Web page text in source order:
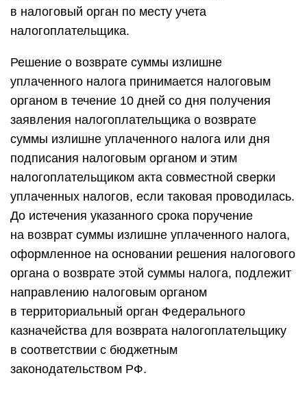
в налоговый орган по месту учета
налогоплательщика.
Решение о возврате суммы излишне
уплаченного налога принимается налоговым
органом в течение 10 дней со дня получения
заявления налогоплательщика о возврате
суммы излишне уплаченного налога или дня
подписания налоговым органом и этим
налогоплательщиком акта совместной сверки
уплаченных налогов, если таковая проводилась.
До истечения указанного срока поручение
на возврат суммы излишне уплаченного налога,
оформленное на основании решения налогового
органа о возврате этой суммы налога, подлежит
направлению налоговым органом
в территориальный орган Федерального
казначейства для возврата налогоплательщику
в соответствии с бюджетным
законодательством РФ.